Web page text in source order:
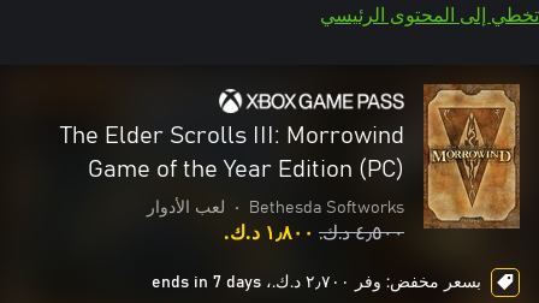
إلى المحتوى الرئيسي
The Elder Scrolls III: Morrowind
Game of the Year Edition (PC)
Bethesda Softworks
• لعب الأدوار
٤٫٥٠٠ د.ك.‏ ١٫٨٠٠ د.ك.‏
بسعر مخفض: وفر ٢٫٧٠٠ د.ك.‏، ends in 7 days